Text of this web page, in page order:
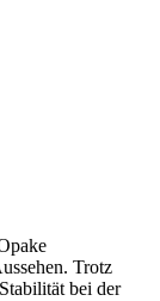
Trotz
bei der